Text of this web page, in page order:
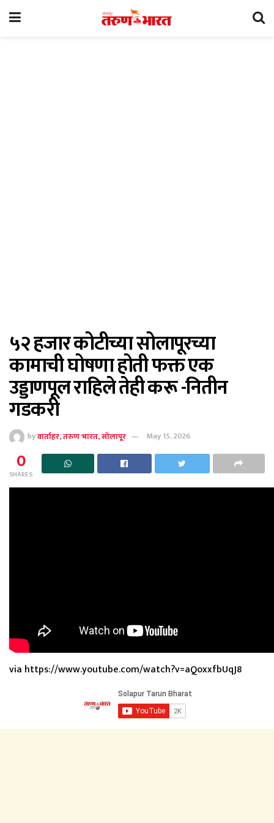
५२ हजार कोटीच्या सोलापूरच्या
कामाची घोषणा होती फक्त एक
उड्डाणपूल राहिले तेही करू -नितीन
गडकरी
byवार्ताहर, तरुण भारत, सोलापूर May 15, 2026
0
SHARES
via https://www.youtube.com/watch?v=aQoxxfbUqJ8